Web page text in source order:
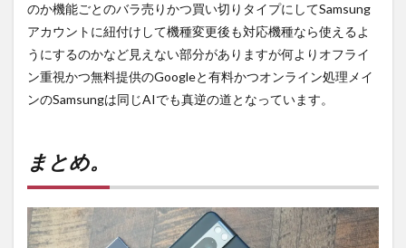
のか機能ごとのバラ売りかつ買い切りタイプにしてSamsung
アカウントに紐付けして機種変更後も対応機種なら使えるよ
うにするのかなど見えない部分がありますが何よりオフライ
ン重視かつ無料提供のGoogleと有料かつオンライン処理メイ
ンのSamsungは同じAIでも真逆の道となっています。
まとめ。